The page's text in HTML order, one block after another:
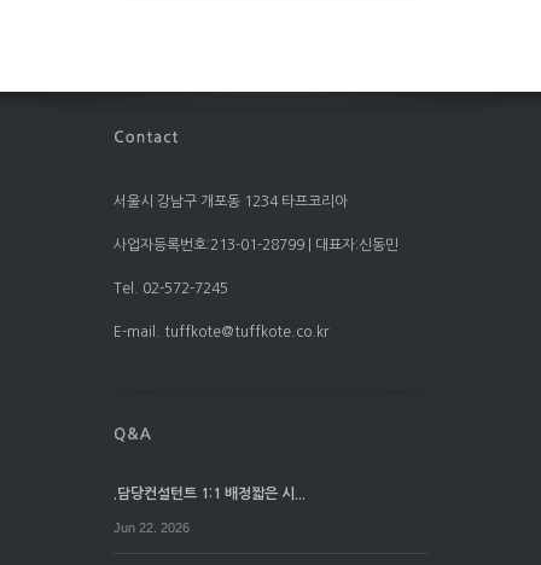
서울시 강남구 개포동 1234 타프코리아
사업자등록번호:213-01-28799 | 대표자:신동민
Tel. 02-572-7245
E-mail. tuffkote@tuffkote.co.kr
.담당컨설턴트 1:1 배정짧은 시...
Jun 22. 2026